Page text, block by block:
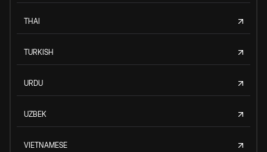
THAI
TURKISH
URDU
UZBEK
VIETNAMESE